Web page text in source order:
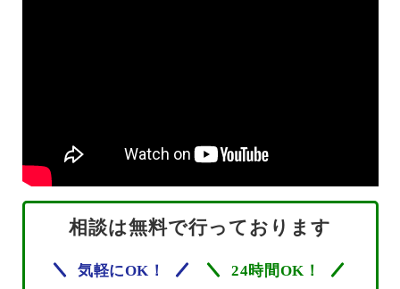
相談は無料で行っております
気軽にOK！ 24時間OK！